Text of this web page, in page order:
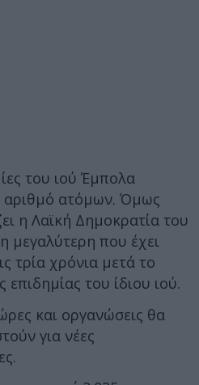
του ιού Έμπολα
αριθμό ατόμων. Όμως
η Λαϊκή Δημοκρατία του
μεγαλύτερη που έχει
τρία χρόνια μετά το
επιδημίας του ίδιου ιού.
και οργανώσεις θα
για νέες